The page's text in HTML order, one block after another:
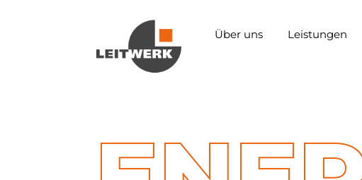
Über uns Leistungen